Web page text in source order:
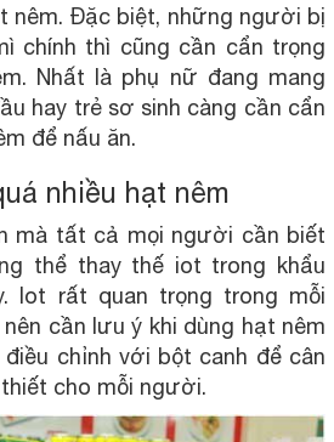
nêm. Đặc biệt, những người bị
chính thì cũng cần cẩn trọng
Nhất là phụ nữ đang mang
hay trẻ sơ sinh càng cần cẩn
để nấu ăn.
nhiều hạt nêm
mà tất cả mọi người cần biết
thể thay thế iot trong khẩu
Iot rất quan trọng trong mỗi
cần lưu ý khi dùng hạt nêm
điều chỉnh với bột canh để cân
cho mỗi người.